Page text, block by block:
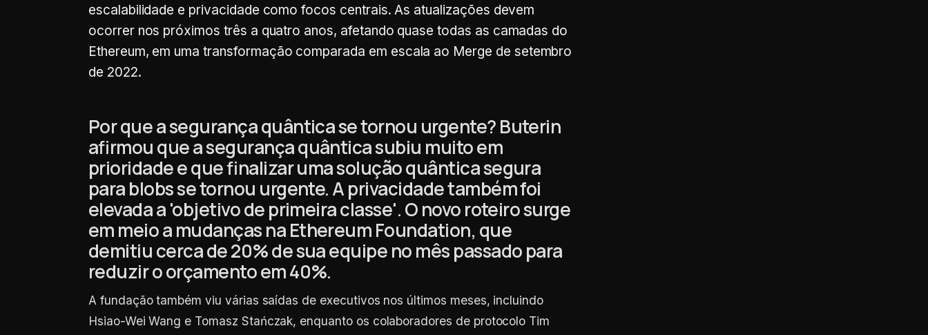
escalabilidade e privacidade como focos centrais. As atualizações devem
ocorrer nos próximos três a quatro anos, afetando quase todas as camadas do
Ethereum, em uma transformação comparada em escala ao Merge de setembro
de 2022.
Por que a segurança quântica se tornou urgente? Buterin
afirmou que a segurança quântica subiu muito em
prioridade e que finalizar uma solução quântica segura
para blobs se tornou urgente. A privacidade também foi
elevada a 'objetivo de primeira classe'. O novo roteiro surge
em meio a mudanças na Ethereum Foundation, que
demitiu cerca de 20% de sua equipe no mês passado para
reduzir o orçamento em 40%.
A fundação também viu várias saídas de executivos nos últimos meses, incluindo
Hsiao-Wei Wang e Tomasz Stańczak, enquanto os colaboradores de protocolo Tim